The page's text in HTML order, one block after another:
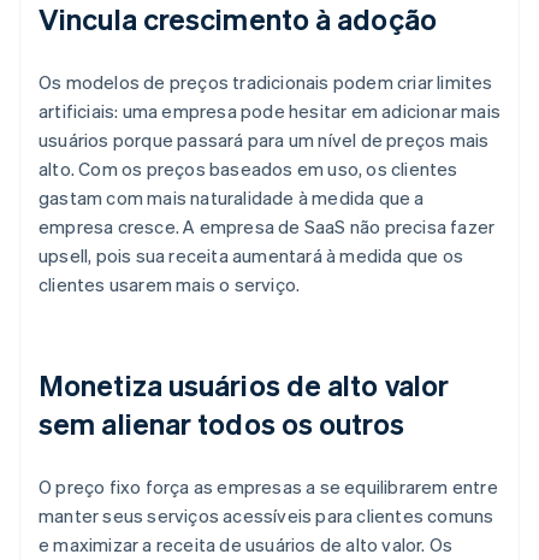
Vincula crescimento à adoção
Os modelos de preços tradicionais podem criar limites
artificiais: uma empresa pode hesitar em adicionar mais
usuários porque passará para um nível de preços mais
alto. Com os preços baseados em uso, os clientes
gastam com mais naturalidade à medida que a
empresa cresce. A empresa de SaaS não precisa fazer
upsell, pois sua receita aumentará à medida que os
clientes usarem mais o serviço.
Monetiza usuários de alto valor
sem alienar todos os outros
O preço fixo força as empresas a se equilibrarem entre
manter seus serviços acessíveis para clientes comuns
e maximizar a receita de usuários de alto valor. Os